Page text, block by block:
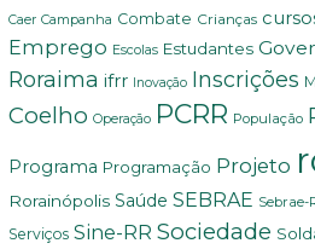
Caer Campanha Combate Crianças
Emprego Escolas Estudantes
Roraima ifrr Inovação Inscrições
Coelho Operação PCRR População
Programa Programação Projeto
Rorainópolis Saúde SEBRAE Sebrae-
Serviços Sine-RR Sociedade